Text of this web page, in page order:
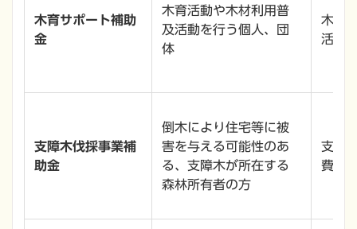
木育サポート補助
金
木育活動や木材利用普
及活動を行う個人、団
体
木育
活動
支障木伐採事業補
助金
倒木により住宅等に被
害を与える可能性のあ
る、支障木が所在する
森林所有者の方
支障
費の